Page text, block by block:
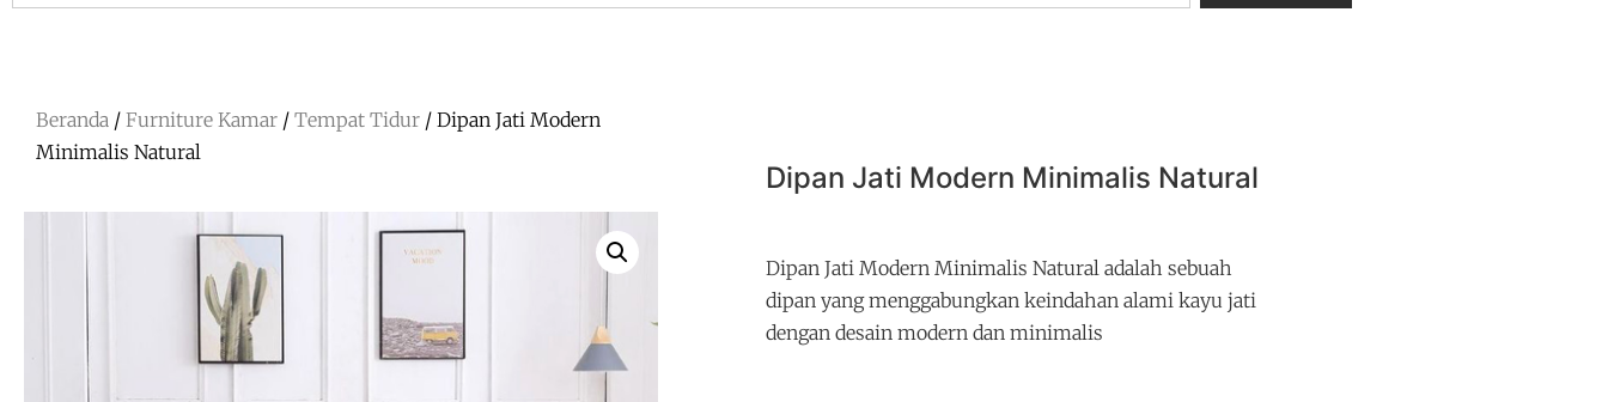
Beranda / Furniture Kamar / Tempat Tidur / Dipan Jati Modern
Minimalis Natural
Dipan Jati Modern Minimalis Natural
Dipan Jati Modern Minimalis Natural adalah sebuah
dipan yang menggabungkan keindahan alami kayu jati
dengan desain modern dan minimalis